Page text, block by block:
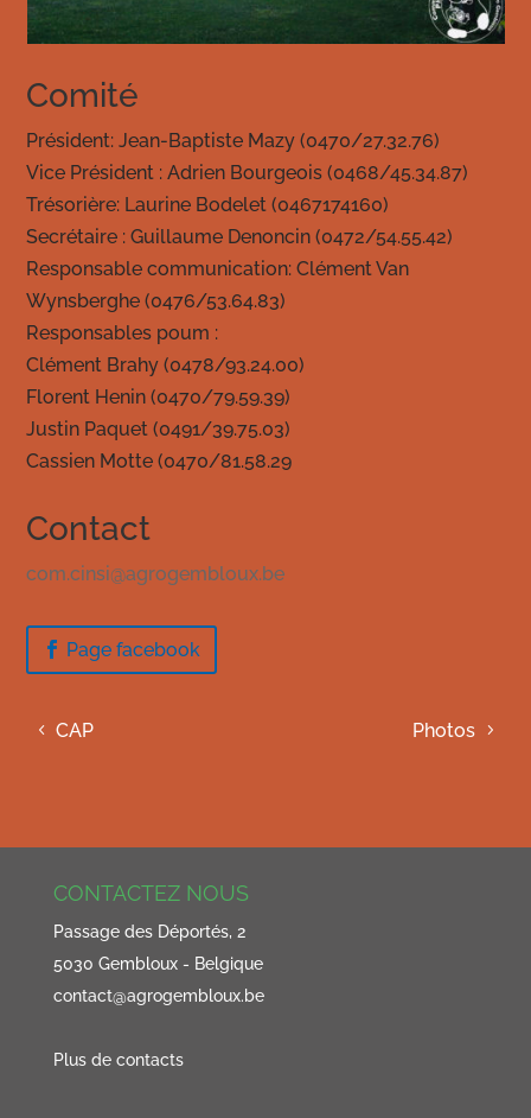
Comité
Président: Jean-Baptiste Mazy (0470/27.32.76)
Vice Président : Adrien Bourgeois (0468/45.34.87)
Trésorière: Laurine Bodelet (0467174160)
Secrétaire : Guillaume Denoncin (0472/54.55.42)
Responsable communication: Clément Van
Wynsberghe (0476/53.64.83)
Responsables poum :
Clément Brahy (0478/93.24.00)
Florent Henin (0470/79.59.39)
Justin Paquet (0491/39.75.03)
Cassien Motte (0470/81.58.29
Contact
com.cinsi@agrogembloux.be
Page facebook
CAP Photos
CONTACTEZ NOUS
Passage des Déportés, 2
5030 Gembloux - Belgique
contact@agrogembloux.be
Plus de contacts